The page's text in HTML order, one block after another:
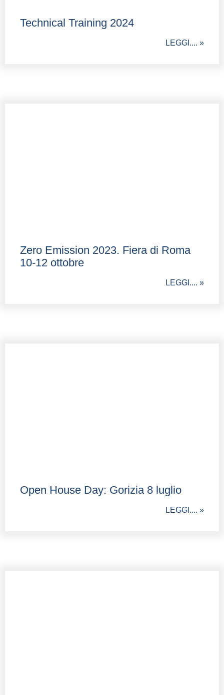
Technical Training 2024
LEGGI.... »
Zero Emission 2023. Fiera di Roma
10-12 ottobre
LEGGI.... »
Open House Day: Gorizia 8 luglio
LEGGI.... »